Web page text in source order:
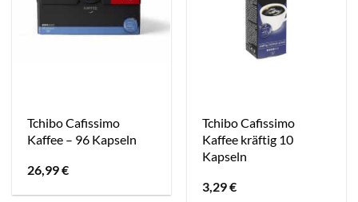
Tchibo Cafissimo
Kaffee – 96 Kapseln
26,99€
Tchibo Cafissimo
Kaffee kräftig 10
Kapseln
3,29€